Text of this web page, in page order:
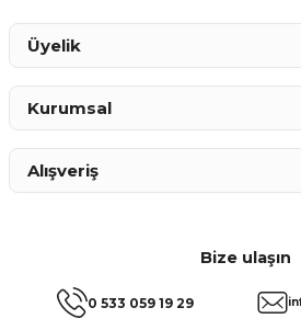
Bize ulaşın
0 533 059 19 29
Üyelik
Kurumsal
Alışveriş